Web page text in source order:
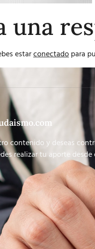
una
estarconectadopara
contenido y deseas
realizar tu aporte desde